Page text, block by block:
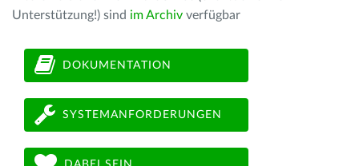
Unterstützung!) sind im Archiv verfügbar
DOKUMENTATION
SYSTEMANFORDERUNGEN